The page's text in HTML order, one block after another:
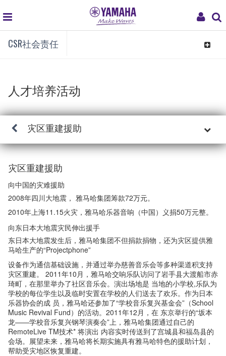
My
navigation
CSR社会责任
Toggle
人才培养活动
灾区重建援助
灾区重建援助
向中国的灾难援助
2008年四川大地震， 雅马哈集团筹款72万元。
2010年上海11.15火灾，雅马哈乐器音响（中国）义捐50万元整。
向东日本大地震灾民伸出援手
东日本大地震发生后，雅马哈集团不但捐款捐物，还为灾区提供雅
马哈生产的“Projectphone”
设备作为通信基础设施，并通过举办慈善音乐会等多种渠道积支持
灾区重建。 2011年10月，雅马哈交响乐队访问了岩手县大渡船市赤
琦町，在那里举办了社区音乐会。演出场地是 当地的小学校,乐队为
学校的每位学生以及临时安置在学校的人们送去了欢乐。作为日本
乐器协会的成 员，雅马哈还参加了“学校音乐复兴基金会”（School
Music Revival Fund）的活动。2011年12月，在 东京举行的“坂本
龙——学校音乐复兴钢琴演奏会”上，雅马哈集团通过自己的
RemoteLive TM技术* 将演出 内容实时传送到了宫城县和福岛县的
会场。展望未来，雅马哈将长期实施具有雅马哈特色的援助计划，
帮助受灾地区恢复重建。